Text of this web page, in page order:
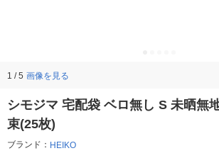
1 / 5 画像を見る
シモジマ 宅配袋 ベロ無し S 未晒無
束(25枚)
ブランド： HEIKO